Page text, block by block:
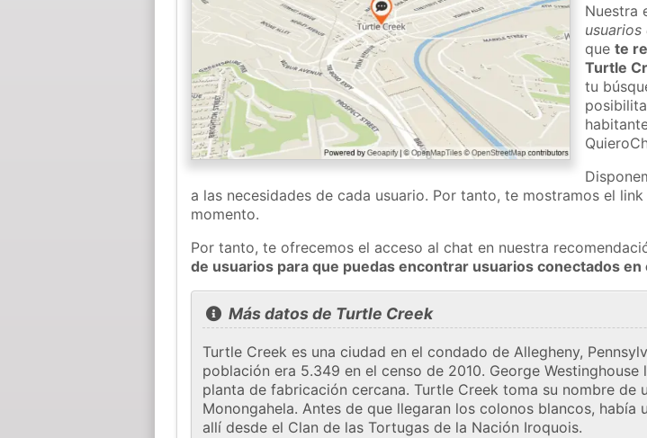
Nuestra
quete
Turtle
tu
a las necesidades de cada usuario. Por tanto, te mostramos el
momento.
Por tanto, te ofrecemos el acceso al chat en nuestra
de usuarios para que puedas encontrar usuarios conectados
Más datos de Turtle Creek
Turtle Creek es una ciudad en el condado de Allegheny,
población era 5.349 en el censo de 2010. George
planta de fabricación cercana. Turtle Creek toma su nombre de
Monongahela. Antes de que llegaran los colonos blancos,
allí desde el Clan de las Tortugas de la Nación Iroquois.